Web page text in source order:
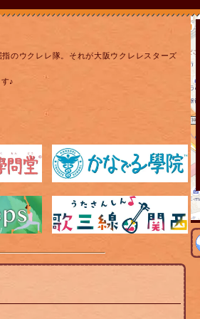
のウクレレ隊。それが大阪ウクレレスターズ
♪